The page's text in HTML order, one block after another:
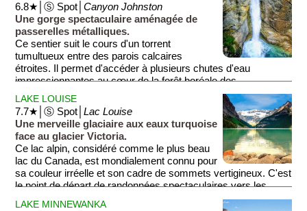
6.8★│Ⓢ Spot│Canyon Johnston
Une gorge spectaculaire aménagée de
passerelles métalliques.
Ce sentier suit le cours d'un torrent
tumultueux entre des parois calcaires
étroites. Il permet d'accéder à plusieurs chutes d'eau
impressionnantes au cœur de la forêt boréale des
Rocheuses.
LAKE LOUISE
7.7★│Ⓢ Spot│Lac Louise
Une merveille glaciaire aux eaux turquoise
face au glacier Victoria.
Ce lac alpin, considéré comme le plus beau
lac du Canada, est mondialement connu pour
sa couleur irréelle et son cadre de sommets vertigineux. C'est
le point de départ de randonnées spectaculaires vers les
maisons de thé en altitude.
LAKE MINNEWANKA